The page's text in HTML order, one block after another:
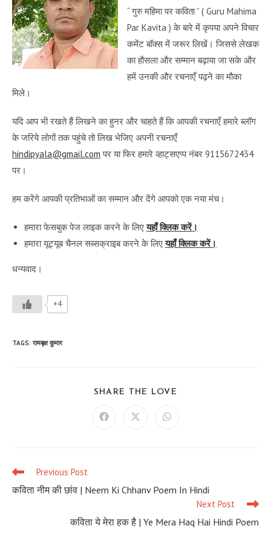
“ गुरु महिमा पर कविता ” ( Guru Mahima
Par Kavita ) के बारे में कृपया अपने विचार
कमेंट बॉक्स में जरूर लिखें। जिससे लेखक
का हौसला और सम्मान बढ़ाया जा सके और
हमें उनकी और रचनाएँ पढ़ने का मौका
मिले।
यदि आप भी रखते हैं लिखने का हुनर और चाहते हैं कि आपकी रचनाएँ हमारे ब्लॉग
के जरिये लोगों तक पहुंचे तो लिख भेजिए अपनी रचनाएँ
hindipyala@gmail.com पर या फिर हमारे व्हाट्सएप्प नंबर 9115672434
पर।
हम करेंगे आपकी प्रतिभाओं का सम्मान और देंगे आपको एक नया मंच।
हमारा फेसबुक पेज लाइक करने के लिएयहाँ क्लिक करें।
हमारा यूट्यूब चैनल सब्सक्राइब करने के लिएयहाँ क्लिक करें।
धन्यवाद।
+4
TAGS: रामबृक्ष कुमार
SHARE THE LOVE
Opens Opens Opens
Read
more
articles
Previous Post
कविता नीम की छांव | Neem Ki Chhanv Poem In Hindi
Next Post
कविता ये मेरा हक है | Ye Mera Haq Hai Hindi Poem